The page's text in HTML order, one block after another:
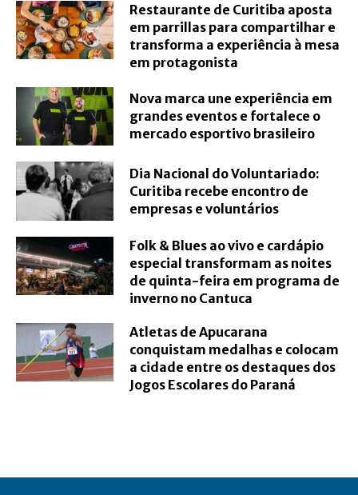
Restaurante de Curitiba aposta
em parrillas para compartilhar e
transforma a experiência à mesa
em protagonista
Nova marca une experiência em
grandes eventos e fortalece o
mercado esportivo brasileiro
Dia Nacional do Voluntariado:
Curitiba recebe encontro de
empresas e voluntários
Folk & Blues ao vivo e cardápio
especial transformam as noites
de quinta-feira em programa de
inverno no Cantuca
Atletas de Apucarana
conquistam medalhas e colocam
a cidade entre os destaques dos
Jogos Escolares do Paraná